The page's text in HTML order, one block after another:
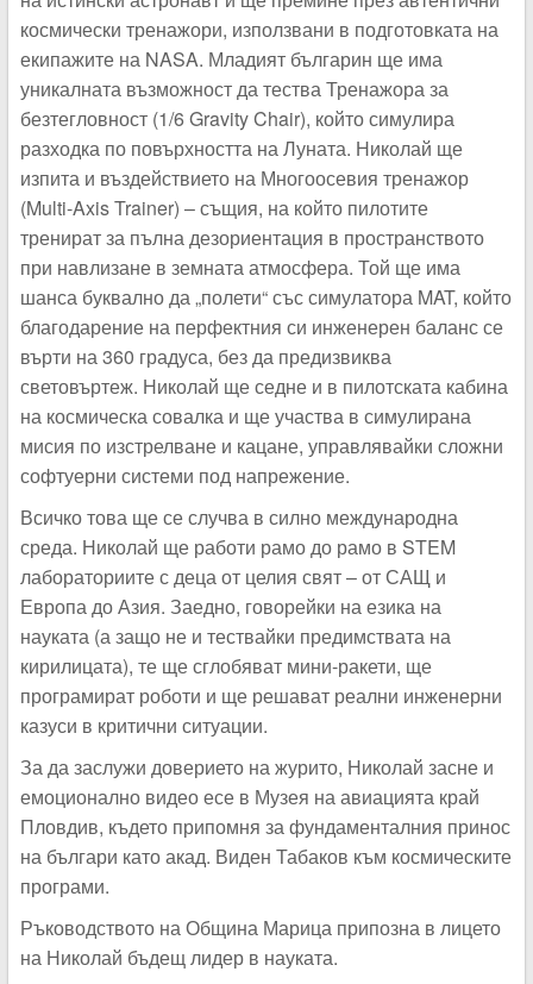
космически тренажори, използвани в подготовката на
екипажите на NASA. Младият българин ще има
уникалната възможност да тества Тренажора за
безтегловност (1/6 Gravity Chair), който симулира
разходка по повърхността на Луната. Николай ще
изпита и въздействието на Многоосевия тренажор
(Multi-Axis Trainer) – същия, на който пилотите
тренират за пълна дезориентация в пространството
при навлизане в земната атмосфера. Той ще има
шанса буквално да „полети“ със симулатора MAT, който
благодарение на перфектния си инженерен баланс се
върти на 360 градуса, без да предизвиква
световъртеж. Николай ще седне и в пилотската кабина
на космическа совалка и ще участва в симулирана
мисия по изстрелване и кацане, управлявайки сложни
софтуерни системи под напрежение.
Всичко това ще се случва в силно международна
среда. Николай ще работи рамо до рамо в STEM
лабораториите с деца от целия свят – от САЩ и
Европа до Азия. Заедно, говорейки на езика на
науката (а защо не и тествайки предимствата на
кирилицата), те ще сглобяват мини-ракети, ще
програмират роботи и ще решават реални инженерни
казуси в критични ситуации.
За да заслужи доверието на журито, Николай засне и
емоционално видео есе в Музея на авиацията край
Пловдив, където припомня за фундаменталния принос
на българи като акад. Виден Табаков към космическите
програми.
Ръководството на Община Марица припозна в лицето
на Николай бъдещ лидер в науката.